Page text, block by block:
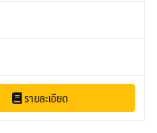
รายละเอียด